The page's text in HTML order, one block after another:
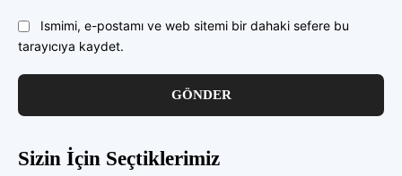
Ismimi, e-postamı ve web sitemi bir dahaki sefere bu
tarayıcıya kaydet.
Sizin İçin Seçtiklerimiz